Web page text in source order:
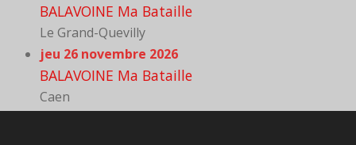
BALAVOINE Ma Bataille
Le Grand-Quevilly
jeu 26 novembre 2026
BALAVOINE Ma Bataille
Caen